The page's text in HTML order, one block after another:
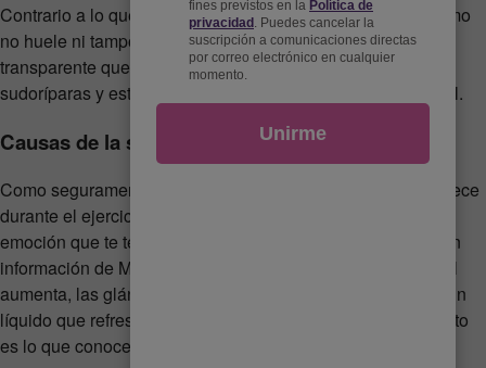
Contrario a lo que normalmente se cree, el sudor en sí mismo
no huele ni tampoco tiene color. De hecho es un líquido
transparente que se libera a través de las glándulas
sudoríparas y está compuesto por 99% de agua y 1% de sal.
Causas de la sudoración
Como seguramente lo habrás notado, la transpiración aparece
durante el ejercicio, por el exceso de calor o por alguna
emoción que te tenga estresada y nerviosa. De acuerdo con
información de Mayo Clinic, cuando tu temperatura corporal
aumenta, las glándulas ecrinas entran en acción y liberan un
líquido que refresca tu cuerpo a medida que se evapora, esto
es lo que conocemos como sudor.